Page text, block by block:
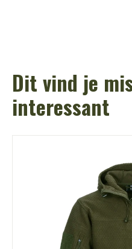
Dit vind je
interessant